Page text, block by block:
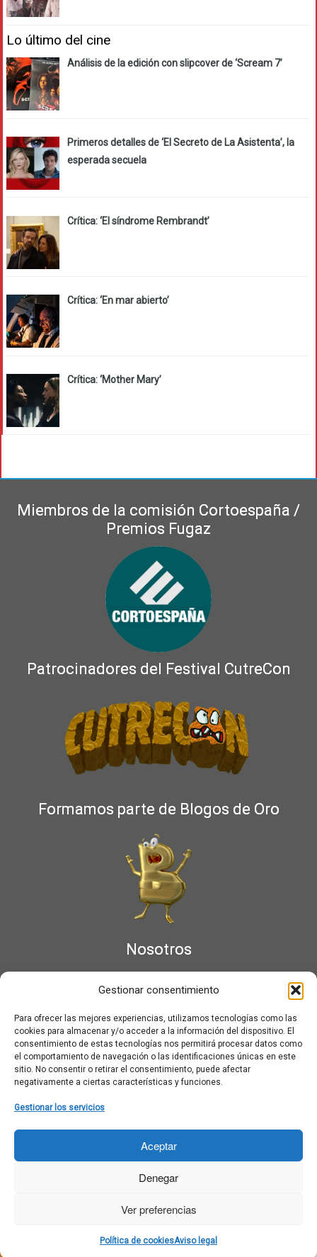
Gestionar consentimiento
Para ofrecer las mejores experiencias, utilizamos tecnologías como las
cookies para almacenar y/o acceder a la información del dispositivo. El
consentimiento de estas tecnologías nos permitirá procesar datos como
el comportamiento de navegación o las identificaciones únicas en este
sitio. No consentir o retirar el consentimiento, puede afectar
negativamente a ciertas características y funciones.
Gestionar los servicios
Aceptar
Denegar
Ver preferencias
Política de cookiesAviso legal
Lo último del cine
Análisis de la edición con slipcover de ‘Scream 7’
Primeros detalles de ‘El Secreto de La Asistenta’, la
esperada secuela
Crítica: ‘El síndrome Rembrandt’
Crítica: ‘En mar abierto’
Crítica: ‘Mother Mary’
Miembros de la comisión Cortoespaña /
Premios Fugaz
Patrocinadores del Festival CutreCon
Formamos parte de Blogos de Oro
Nosotros
Aviso legal
Más información sobre las cookies
Noticias al correo
Política de cookies
Política de cookies (UE)
Política de privacidad
Ponte en contacto con nosotros
Buscar:
Diseñado con elTema Customizr